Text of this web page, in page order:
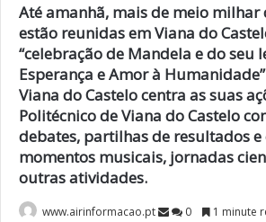
Até amanhã, mais de meio milhar
estão reunidas em Viana do
“celebração de Mandela e do seu
Esperança e Amor à
Viana do Castelo centra as suas
Politécnico de Viana do Castelo
debates, partilhas de resultados e
momentos musicais, jornadas
outras atividades.
www.airinformacao.pt 0
1 minute